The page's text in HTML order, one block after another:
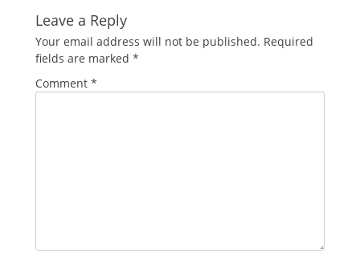
Leave a Reply
Your email address will not be published. Required
fields are marked *
Comment *